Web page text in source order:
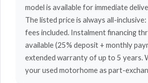
model is available for immediate
The listed price is always all-
fees included. Instalment financing
available (25% deposit + monthly
extended warranty of up to 5 years.
your used motorhome as part-